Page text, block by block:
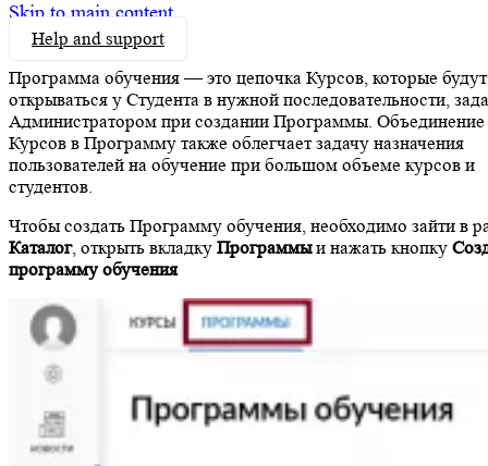
Skip to main content
Help and support
Программа обучения — это цепочка Курсов, которые будут
открываться у Студента в нужной последовательности,
Администратором при создании Программы. Объединение
Курсов в Программу также облегчает задачу назначения
пользователей на обучение при большом объеме курсов и
студентов.
Чтобы создать Программу обучения, необходимо зайти в
Каталог, открыть вкладку Программыи нажать кнопку
программу обучения